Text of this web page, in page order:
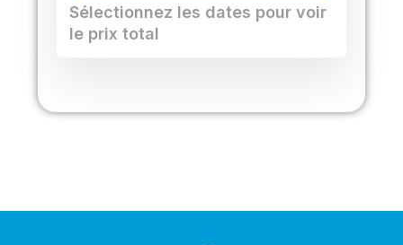
Sélectionnez les dates pour voir
le prix total